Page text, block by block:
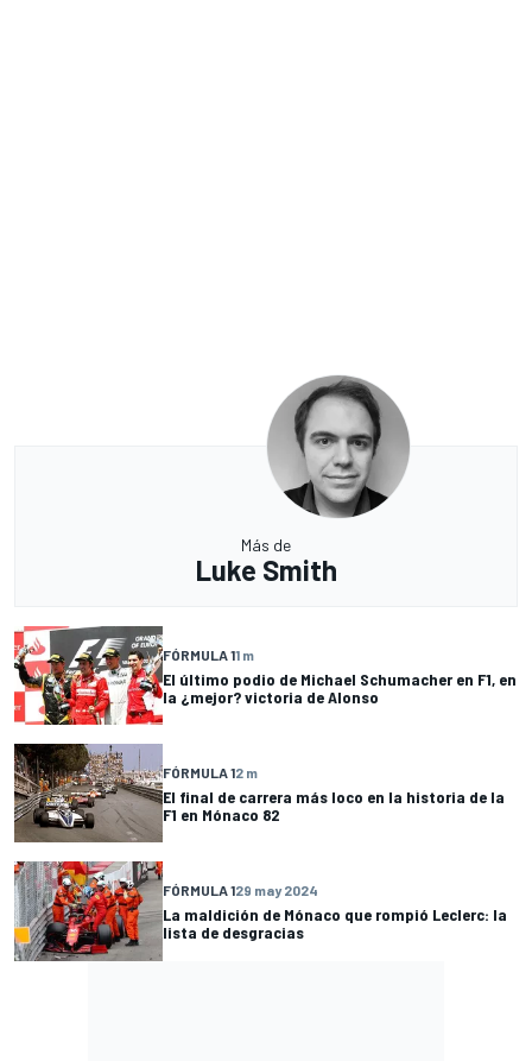
Más de
Luke Smith
FÓRMULA 11 m
El último podio de Michael Schumacher en F1, en
la ¿mejor? victoria de Alonso
FÓRMULA 12 m
El final de carrera más loco en la historia de la
F1 en Mónaco 82
FÓRMULA 129 may 2024
La maldición de Mónaco que rompió Leclerc: la
lista de desgracias